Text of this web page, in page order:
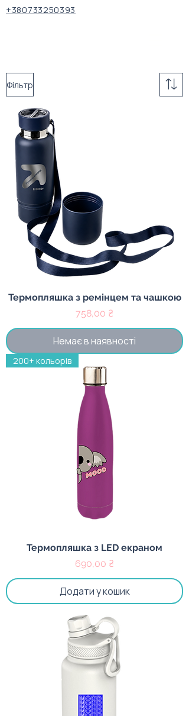
+380733250393
Фільтр
Термопляшка з ремінцем та чашкою
Ціна
758,00 ₴
Немає в наявності
200+ кольорів
Термопляшка з LED екраном
Ціна
690,00 ₴
Додати у кошик